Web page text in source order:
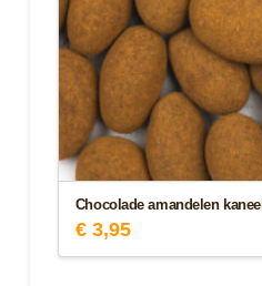
Chocolade amandelen kaneel
€3,95